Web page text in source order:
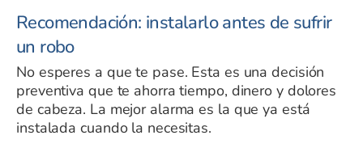
Recomendación: instalarlo antes de sufrir
un robo
No esperes a que te pase. Esta es una decisión
preventiva que te ahorra tiempo, dinero y dolores
de cabeza. La mejor alarma es la que ya está
instalada cuando la necesitas.